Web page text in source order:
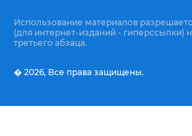
Использование материалов
(для интернет-изданий - гиперссылки)
третьего абзаца.
� 2026, Все права защищены.